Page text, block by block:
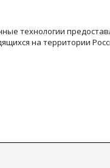
технологии
на территории